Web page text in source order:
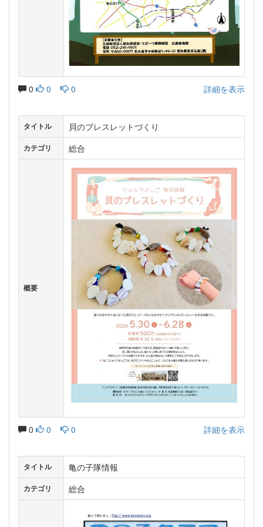
0 0 0 詳細を表示
タイトル 貝のブレスレットづくり
カテゴリ 総合
概要
0 0 0 詳細を表示
タイトル 亀の子隊情報
カテゴリ 総合